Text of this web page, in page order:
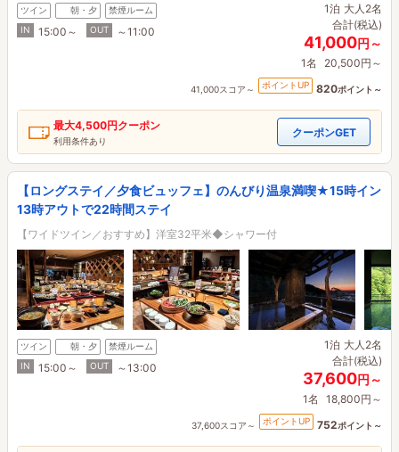
ツイン 朝・夕
禁煙ルーム
IN
15:00～ OUT ～11:00
1泊 大人2名
合計(税込)
41,000円～
1名 20,500円～
41,000スコア～ ポイントUP 820ポイント～
最大4,500円クーポン
利用条件あり
クーポンGET
【ロングステイ／夕食ビュッフェ】のんびり温泉満喫★15時イン
13時アウトで22時間ステイ
【ワイドツイン／おすすめ】洋室32平米◆シャワー付
ツイン 朝・夕
禁煙ルーム
IN
15:00～ OUT ～13:00
1泊 大人2名
合計(税込)
37,600円～
1名 18,800円～
37,600スコア～ ポイントUP 752ポイント～